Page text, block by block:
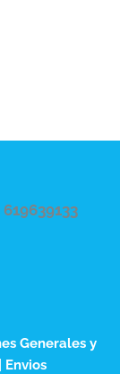
619639133
Generales y
Envios